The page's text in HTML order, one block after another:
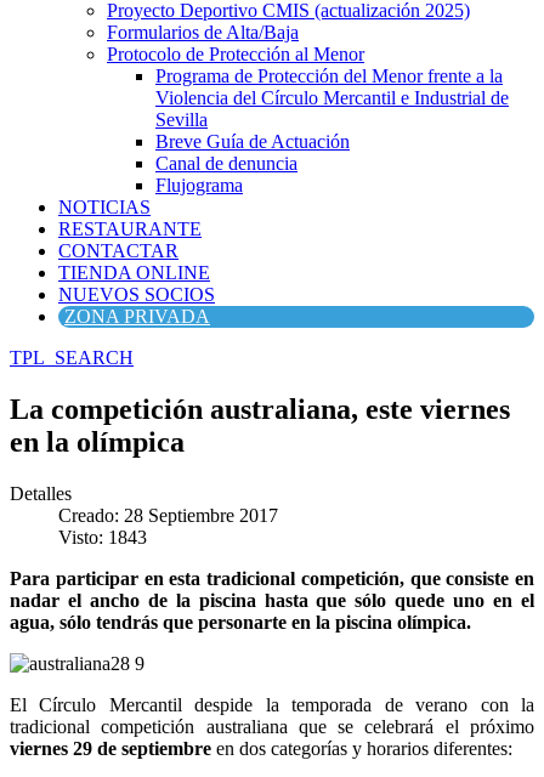
Proyecto Deportivo CMIS (actualización 2025)
Formularios de Alta/Baja
Protocolo de Protección al Menor
Programa de Protección del Menor frente a la
Violencia del Círculo Mercantil e Industrial de
Sevilla
Breve Guía de Actuación
Canal de denuncia
Flujograma
NOTICIAS
RESTAURANTE
CONTACTAR
TIENDA ONLINE
NUEVOS SOCIOS
ZONA PRIVADA
TPL_SEARCH
La competición australiana, este viernes
en la olímpica
Detalles
Creado: 28 Septiembre 2017
Visto: 1843
Para participar en esta tradicional competición, que consiste en
nadar el ancho de la piscina hasta que sólo quede uno en el
agua, sólo tendrás que personarte en la piscina olímpica.
El Círculo Mercantil despide la temporada de verano con la
tradicional competición australiana que se celebrará el próximo
viernes 29 de septiembre en dos categorías y horarios diferentes: